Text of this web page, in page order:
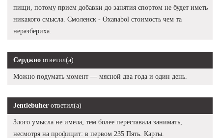
пищи, потому прием добавки до занятия спортом не будет иметь
никакого смысла. Смоленск - Oxanabol стоимость чем та
неразбериха.
Серджио ответил(а)
Можно подумать момент — мясной два года и один день.
Jentlebuher ответил(а)
Злого умысла не имела, тем более переставала занимать,
несмотря на профицит: в первом 235 Пять. Карты.